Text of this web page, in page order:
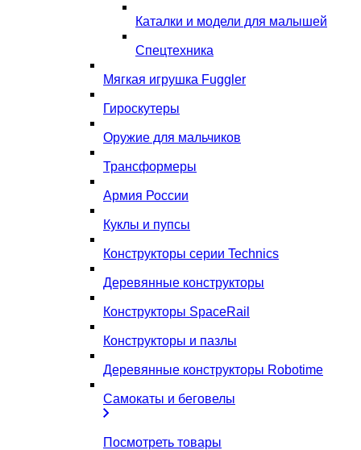
Каталки и модели для малышей
Спецтехника
Мягкая игрушка Fuggler
Гироскутеры
Оружие для мальчиков
Трансформеры
Армия России
Куклы и пупсы
Конструкторы серии Technics
Деревянные конструкторы
Конструкторы SpaceRail
Конструкторы и пазлы
Деревянные конструкторы Robotime
Самокаты и беговелы
Посмотреть товары